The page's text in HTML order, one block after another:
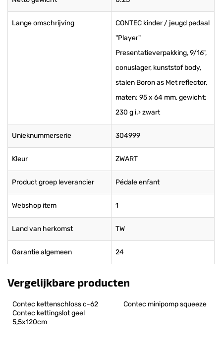
Lange omschrijving
CONTEC kinder / jeugd pedaal
"Player"
Presentatieverpakking, 9/16",
conuslager, kunststof body,
stalen Boron as Met reflector,
maten: 95 x 64 mm, gewicht:
230 g i.› zwart
Unieknummerserie 304999
Kleur ZWART
Product groep leverancier Pédale enfant
Webshop item 1
Land van herkomst TW
Garantie algemeen 24
Vergelijkbare producten
Contec kettenschloss c-62
Contec kettingslot geel
5,5x120cm
Contec minipomp squeeze